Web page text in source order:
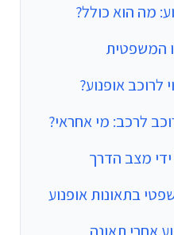
מה הוא כולל?
המשפטית
לרוכב אופנוע?
לרכב: מי אחראי?
מצב הדרך
בתאונות אופנוע
אחרי תאונה